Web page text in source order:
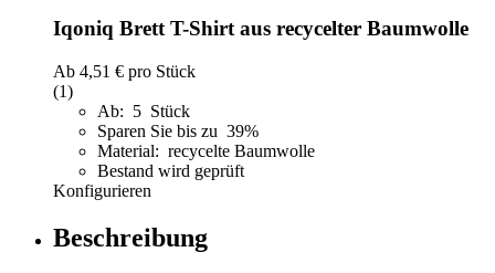
Iqoniq Brett T-Shirt aus recycelter Baumwolle
Ab 4,51 € pro Stück
(1)
Ab: 5 Stück
Sparen Sie bis zu 39%
Material: recycelte Baumwolle
Bestand wird geprüft
Konfigurieren
Beschreibung